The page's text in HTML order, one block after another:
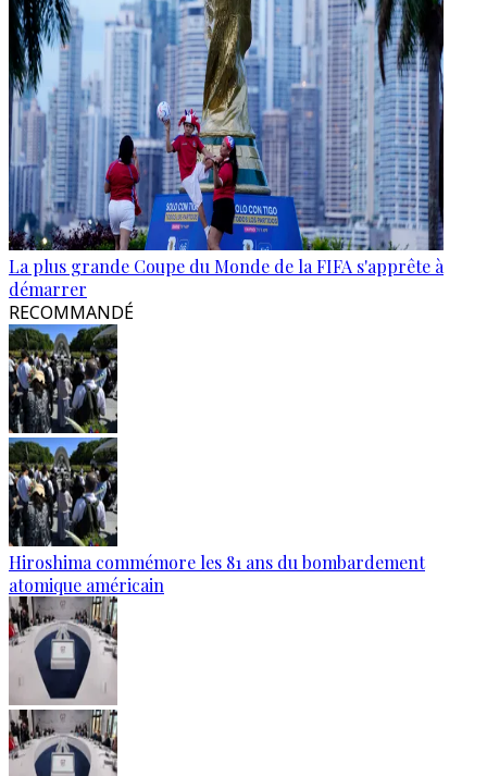
La plus grande Coupe du Monde de la FIFA s'apprête à
démarrer
RECOMMANDÉ
Hiroshima commémore les 81 ans du bombardement
atomique américain